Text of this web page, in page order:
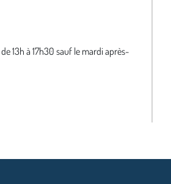
13h à 17h30 sauf le mardi après-